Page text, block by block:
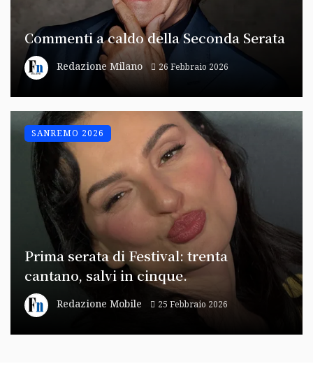
Commenti a caldo della Seconda Serata
Redazione Milano 26 Febbraio 2026
Prima serata di Festival: trenta
cantano, salvi in cinque.
Redazione Mobile 25 Febbraio 2026
SANREMO 2026